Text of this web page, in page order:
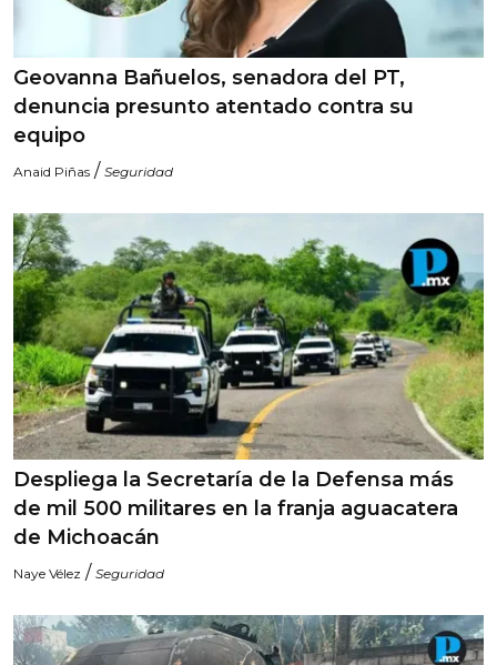
Geovanna Bañuelos, senadora del PT,
denuncia presunto atentado contra su
equipo
Anaid Piñas / Seguridad
Despliega la Secretaría de la Defensa más
de mil 500 militares en la franja aguacatera
de Michoacán
Naye Vélez / Seguridad